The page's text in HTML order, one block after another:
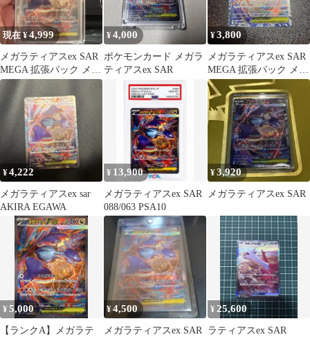
現在 ¥4,999
メガラティアスex SAR
MEGA 拡張パック メガ
シンフォニア キラ 08…
¥4,000
ポケモンカード メガラ
ティアスex SAR
¥3,800
メガラティアスex SAR
MEGA 拡張パック メガ
シンフォニア
¥4,222
メガラティアスex sar
AKIRA EGAWA
¥ 13,900
メガラティアスex SAR
088/063 PSA10
¥3,920
メガラティアスex SAR
¥5,000
【ランクA】メガラテ
¥4,500
メガラティアスex SAR
¥ 25,600
ラティアスex SAR